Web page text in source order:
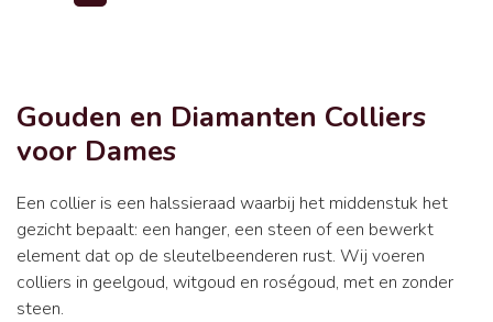
Gouden en Diamanten Colliers
voor Dames
Een collier is een halssieraad waarbij het middenstuk het
gezicht bepaalt: een hanger, een steen of een bewerkt
element dat op de sleutelbeenderen rust. Wij voeren
colliers in geelgoud, witgoud en roségoud, met en zonder
steen.